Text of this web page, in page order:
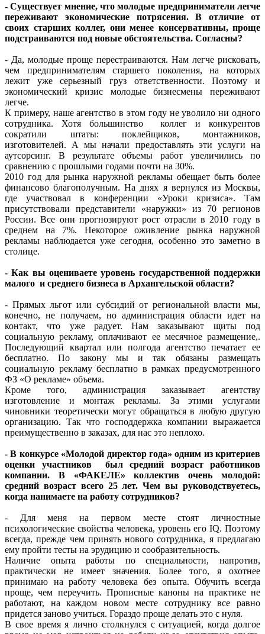
- Существует мнение, что молодые предприниматели легче
переживают экономические потрясения. В отличие от
своих старших коллег, они менее консервативны, проще
подстраиваются под новые обстоятельства. Согласны?
- Да, молодые проще перестраиваются. Нам легче рисковать,
чем предпринимателям старшего поколения, на которых
лежит уже серьезный груз ответственности. Поэтому и
экономический кризис молодые бизнесмены переживают
легче.
К примеру, наше агентство в этом году не уволило ни одного
сотрудника. Хотя большинство коллег и конкурентов
сократили штаты: поклейщиков, монтажников,
изготовителей. А мы начали предоставлять эти услуги на
аутсорсинг. В результате объемы работ увеличились по
сравнению с прошлыми годами почти на 30%.
2010 год для рынка наружной рекламы обещает быть более
финансово благополучным. На днях я вернулся из Москвы,
где участвовал в конференции «Уроки кризиса». Там
присутствовали представители «наружки» из 70 регионов
России. Все они прогнозируют рост отрасли в 2010 году в
среднем на 7%. Некоторое оживление рынка наружной
рекламы наблюдается уже сегодня, особенно это заметно в
столице.
- Как вы оцениваете уровень государственной поддержки
малого и среднего бизнеса в Архангельской области?
- Прямых льгот или субсидий от региональной власти мы,
конечно, не получаем, но администрация области идет на
контакт, что уже радует. Нам заказывают щиты под
социальную рекламу, оплачивают ее месячное размещение,.
Последующий квартал или полгода агентство печатает ее
бесплатно. По закону мы и так обязаны размещать
социальную рекламу бесплатно в рамках предусмотренного
ФЗ «О рекламе» объема.
Кроме того, администрация заказывает агентству
изготовление и монтаж рекламы. За этими услугами
чиновники теоретически могут обращаться в любую другую
организацию. Так что господдержка компании выражается
преимущественно в заказах, для нас это неплохо.
- В конкурсе «Молодой директор года» одним из критериев
оценки участников был средний возраст работников
компании. В «ФАКЕЛЕ» коллектив очень молодой:
средний возраст всего 25 лет. Чем вы руководствуетесь,
когда нанимаете на работу сотрудников?
- Для меня на первом месте стоят личностные
психологические свойства человека, уровень его IQ. Поэтому
всегда, прежде чем принять нового сотрудника, я предлагаю
ему пройти тесты на эрудицию и сообразительность.
Наличие опыта работы по специальности, напротив,
практически не имеет значения. Более того, я охотнее
принимаю на работу человека без опыта. Обучить всегда
проще, чем переучить. Прописные каноны на практике не
работают, на каждом новом месте сотруднику все равно
придется заново учиться. Гораздо проще делать это с нуля.
В свое время я лично столкнулся с ситуацией, когда долгое